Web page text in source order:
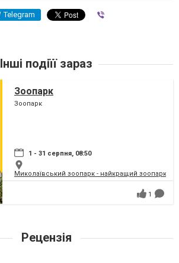
Telegram
Інші подіїї зараз
Зоопарк
Зоопарк
1 - 31 серпня, 08:50
Миколаївський зоопарк - найкращий зоопарк
1
Рецензія